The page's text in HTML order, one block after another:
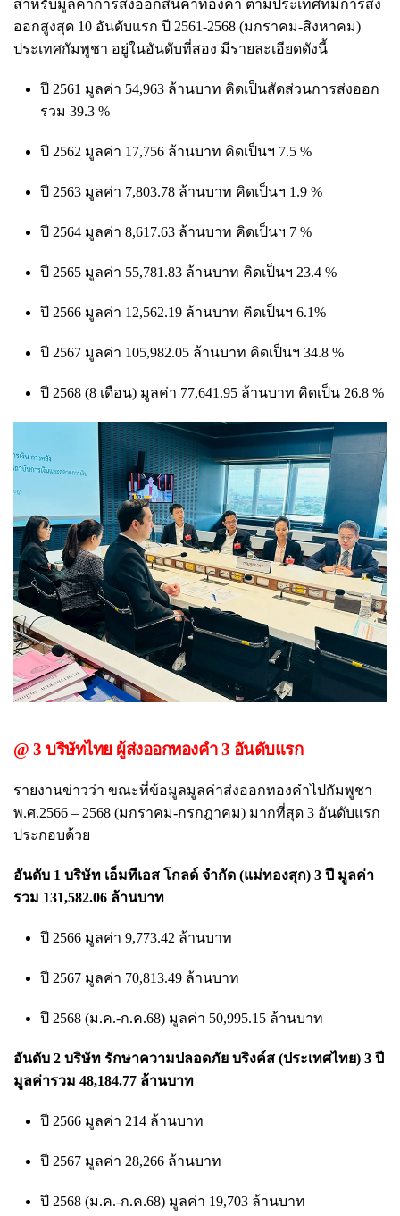
สำหรับมูลค่าการส่งออกสินค้าทองคำ ตามประเทศที่มีการส่ง
ออกสูงสุด 10 อันดับแรก ปี 2561-2568 (มกราคม-สิงหาคม)
ประเทศกัมพูชา อยู่ในอันดับที่สอง มีรายละเอียดดังนี้
ปี 2561 มูลค่า 54,963 ล้านบาท คิดเป็นสัดส่วนการส่งออก
รวม 39.3 %
ปี 2562 มูลค่า 17,756 ล้านบาท คิดเป็นฯ 7.5 %
ปี 2563 มูลค่า 7,803.78 ล้านบาท คิดเป็นฯ 1.9 %
ปี 2564 มูลค่า 8,617.63 ล้านบาท คิดเป็นฯ 7 %
ปี 2565 มูลค่า 55,781.83 ล้านบาท คิดเป็นฯ 23.4 %
ปี 2566 มูลค่า 12,562.19 ล้านบาท คิดเป็นฯ 6.1%
ปี 2567 มูลค่า 105,982.05 ล้านบาท คิดเป็นฯ 34.8 %
ปี 2568 (8 เดือน) มูลค่า 77,641.95 ล้านบาท คิดเป็น 26.8 %
@ 3 บริษัทไทย ผู้ส่งออกทองคำ 3 อันดับแรก
รายงานข่าวว่า ขณะที่ข้อมูลมูลค่าส่งออกทองคำไปกัมพูชา
พ.ศ.2566 – 2568 (มกราคม-กรกฎาคม) มากที่สุด 3 อันดับแรก
ประกอบด้วย
อันดับ 1 บริษัท เอ็มทีเอส โกลด์ จำกัด (แม่ทองสุก) 3 ปี มูลค่า
รวม 131,582.06 ล้านบาท
ปี 2566 มูลค่า 9,773.42 ล้านบาท
ปี 2567 มูลค่า 70,813.49 ล้านบาท
ปี 2568 (ม.ค.-ก.ค.68) มูลค่า 50,995.15 ล้านบาท
อันดับ 2 บริษัท รักษาความปลอดภัย บริงค์ส (ประเทศไทย) 3 ปี
มูลค่ารวม 48,184.77 ล้านบาท
ปี 2566 มูลค่า 214 ล้านบาท
ปี 2567 มูลค่า 28,266 ล้านบาท
ปี 2568 (ม.ค.-ก.ค.68) มูลค่า 19,703 ล้านบาท